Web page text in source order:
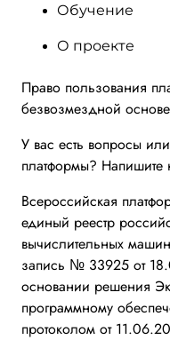
Обучение
О проекте
Право пользования
безвозмездной
У вас есть вопросы
платформы? Напишите
Всероссийская
единый реестр
вычислительных
запись № 33925 от
основании решения
программному
протоколом от